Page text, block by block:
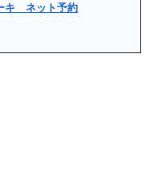
キ ネット予約